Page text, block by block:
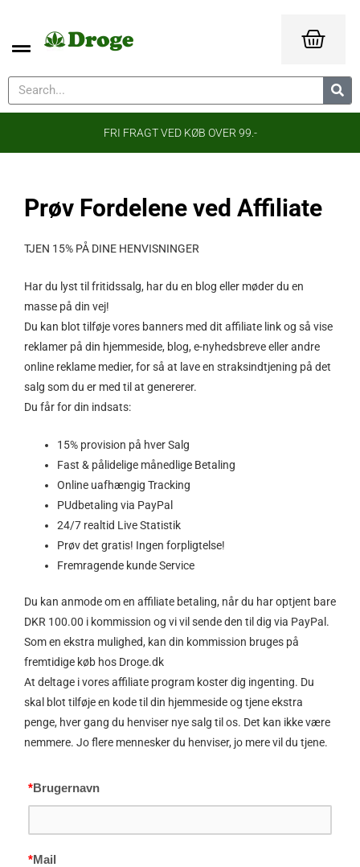
FRI FRAGT VED KØB OVER 99.-
Prøv Fordelene ved Affiliate
TJEN 15% PÅ DINE HENVISNINGER
Har du lyst til fritidssalg, har du en blog eller møder du en
masse på din vej!
Du kan blot tilføje vores banners med dit affiliate link og så vise
reklamer på din hjemmeside, blog, e-nyhedsbreve eller andre
online reklame medier, for så at lave en straksindtjening på det
salg som du er med til at genererer.
Du får for din indsats:
15% provision på hver Salg
Fast & pålidelige månedlige Betaling
Online uafhængig Tracking
PUdbetaling via PayPal
24/7 realtid Live Statistik
Prøv det gratis! Ingen forpligtelse!
Fremragende kunde Service
Du kan anmode om en affiliate betaling, når du har optjent bare
DKR 100.00 i kommission og vi vil sende den til dig via PayPal.
Som en ekstra mulighed, kan din kommission bruges på
fremtidige køb hos Droge.dk
At deltage i vores affiliate program koster dig ingenting. Du
skal blot tilføje en kode til din hjemmeside og tjene ekstra
penge, hver gang du henviser nye salg til os. Det kan ikke være
nemmere. Jo flere mennesker du henviser, jo mere vil du tjene.
*Brugernavn
*Mail